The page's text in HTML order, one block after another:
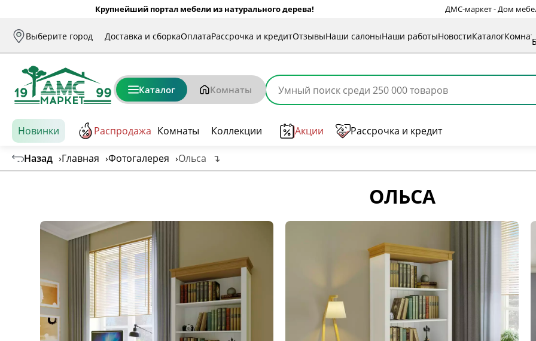
Крупнейший портал мебели из натурального дерева! ДМС-маркет - Дом
Выберите город Доставка и сборкаОплатаРассрочка и кредитОтзывыНаши салоныНаши работыНовостиКаталог
Каталог Комнаты
Новинки Распродажа Комнаты Коллекции Акции Рассрочка и кредит
Назад ›Главная ›Фотогалерея ›Ольса ↴
ОЛЬСА